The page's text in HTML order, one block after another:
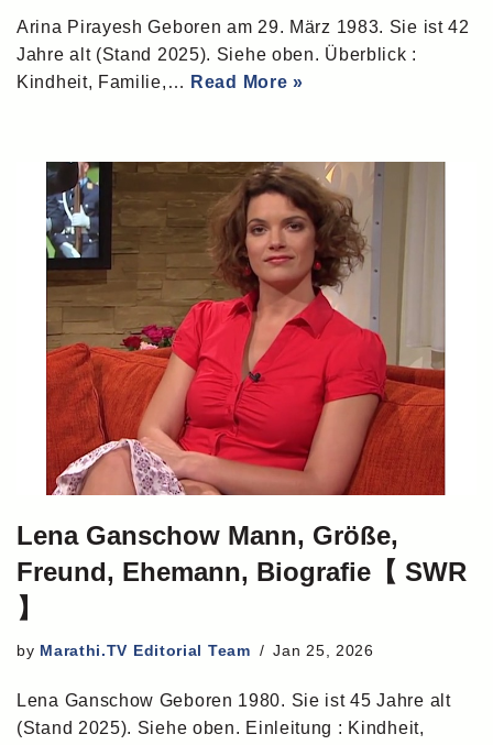
Arina Pirayesh Geboren am 29. März 1983. Sie ist 42
Jahre alt (Stand 2025). Siehe oben. Überblick :
Kindheit, Familie,… Read More »
Lena Ganschow Mann, Größe,
Freund, Ehemann, Biografie【 SWR
】
by Marathi.TV Editorial Team Jan 25, 2026
Lena Ganschow Geboren 1980. Sie ist 45 Jahre alt
(Stand 2025). Siehe oben. Einleitung : Kindheit,